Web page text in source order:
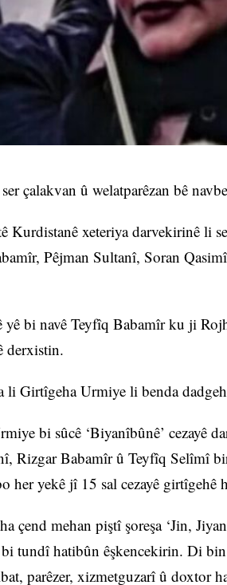
çalakvan û welatparêzan bê
Kurdistanê xeteriya darvekirinê li
Pêjman Sultanî, Soran
bi navê Teyfîq Babamîr ku ji
derxistin.
li Girtîgeha Urmiye li benda
bi sûcê ‘Biyanîbûnê’ cezayê
Rizgar Babamîr û Teyfîq Selîmî
her yekê jî 15 sal cezayê girtîgehê
çend mehan piştî şoreşa ‘Jin,
tundî hatibûn êşkencekirin. Di bin
parêzer, xizmetguzarî û doxtor